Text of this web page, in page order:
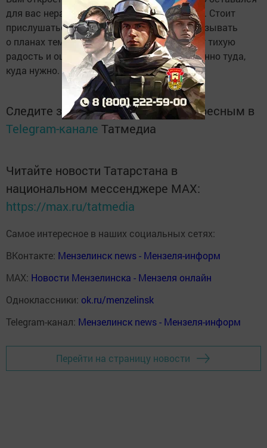
для вас неразрешимой загадкой и тревогой. Стоит
прислушаться к своим мыслям и не рассказывать
о планах тем, кто не поймет. Вечер принесет тихую
радость и ощущение, что все движется именно туда,
куда нужно.
Следите за самым важным и интересным в
Telegram-канале Татмедиа
Читайте новости Татарстана в
национальном мессенджере MАХ:
https://max.ru/tatmedia
Самое интересное в наших социальных сетях:
ВКонтакте: Мензелинск news - Мензеля-информ
MAX: Новости Мензелинска - Мензеля онлайн
Одноклассники: ok.ru/menzelinsk
Telegram-канал: Мензелинск news - Мензеля-информ
Перейти на страницу новости